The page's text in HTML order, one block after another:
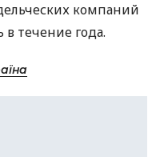
компаний
течение года.